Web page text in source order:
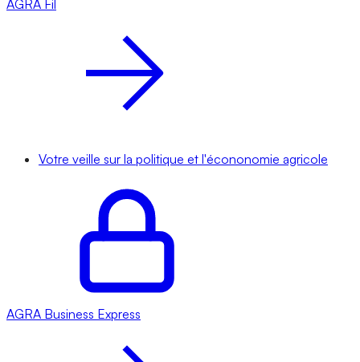
AGRA Fil
Votre veille sur la politique et l'écononomie agricole
AGRA Business Express